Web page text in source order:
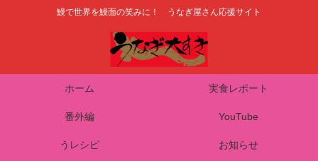
鰻で世界を鰻面の笑みに！ うなぎ屋さん応援サイト
ホーム 実食レポート
番外編 YouTube
うレシピ お知らせ